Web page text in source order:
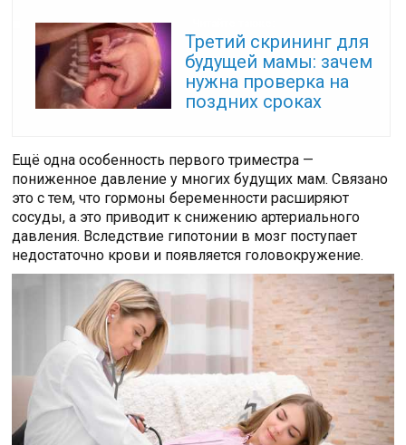
Третий скрининг для
будущей мамы: зачем
нужна проверка на
поздних сроках
Ещё одна особенность первого триместра —
пониженное давление у многих будущих мам. Связано
это с тем, что гормоны беременности расширяют
сосуды, а это приводит к снижению артериального
давления. Вследствие гипотонии в мозг поступает
недостаточно крови и появляется головокружение.